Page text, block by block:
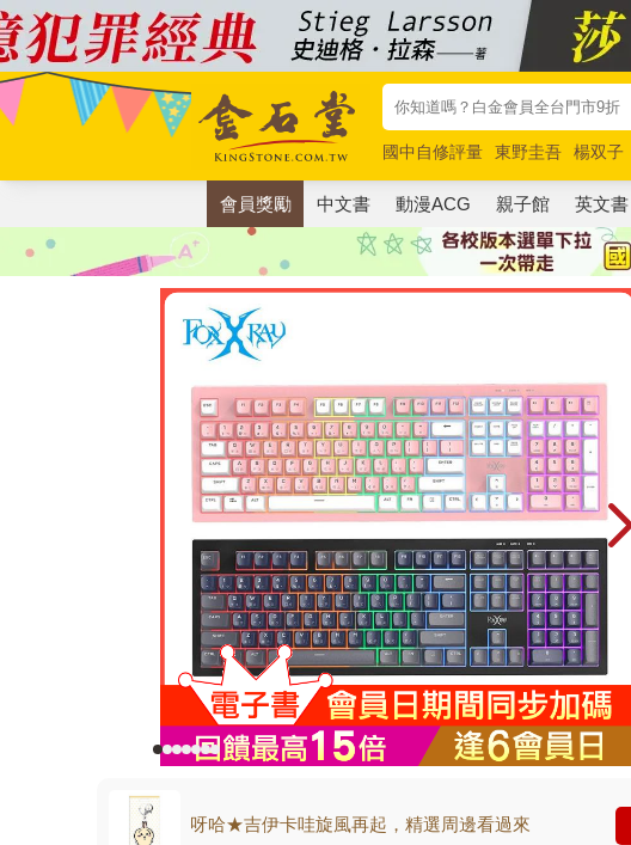
國中自修評量 東野圭吾 楊双子
唯紅花綻放
奧德賽 路邊攤新作
會員獎勵 中文書 動漫ACG 親子館 英文書
呀哈★吉伊卡哇旋風再起，精選周邊看過來